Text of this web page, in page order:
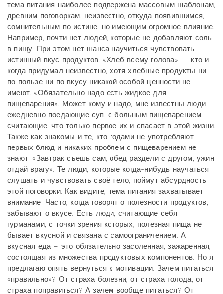
тема питания наиболее подвержена массовым шаблонам,
древним поговоркам, неизвестно, откуда появившимся,
сомнительным по истине, но имеющим огромное влияние.
Например, почти нет людей, которые не добавляют соль
в пищу. При этом нет шанса научиться чувствовать
истинный вкус продуктов. «Хлеб всему голова» — кто и
когда придумал неизвестно, хотя хлебные продукты ни
по пользе ни по вкусу никакой особой ценности не
имеют. «Обязательно надо есть жидкое для
пищеварения». Может кому и надо, мне известны люди
ежедневно поедающие суп, с больным пищеварением,
считающие, что только первое их и спасает в этой жизни.
Также как знакомы и те, кто годами не употребляют
первых блюд и никаких проблем с пищеварением не
знают. «Завтрак съешь сам, обед раздели с другом, ужин
отдай врагу». Те люди, которые когда-нибудь научаться
слушать и чувствовать своё тело, поймут абсурдность
этой поговорки. Как видите, тема питания захватывает
внимание. Часто, когда говорят о полезности продуктов,
забывают о вкусе. Есть люди, считающие себя
гурманами, с точки зрения которых, полезная пища не
бывает вкусной и связана с самоограничением. А
вкусная еда – это обязательно засоленная, зажаренная,
состоящая из множества продуктовых компонентов. Но я
предлагаю опять вернуться к мотивации. Зачем питаться
«правильно»? От страха болезни, от страха голода, от
страха поправиться? А зачем вообще питаться? От